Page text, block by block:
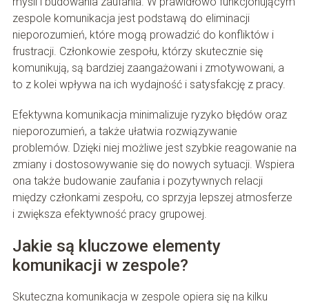
zespole komunikacja jest podstawą do eliminacji
nieporozumień, które mogą prowadzić do konfliktów i
frustracji. Członkowie zespołu, którzy skutecznie się
komunikują, są bardziej zaangażowani i zmotywowani, a
to z kolei wpływa na ich wydajność i satysfakcję z pracy.
Efektywna komunikacja minimalizuje ryzyko błędów oraz
nieporozumień, a także ułatwia rozwiązywanie
problemów. Dzięki niej możliwe jest szybkie reagowanie na
zmiany i dostosowywanie się do nowych sytuacji. Wspiera
ona także budowanie zaufania i pozytywnych relacji
między członkami zespołu, co sprzyja lepszej atmosferze
i zwiększa efektywność pracy grupowej.
Jakie są kluczowe elementy
komunikacji w zespole?
Skuteczna komunikacja w zespole opiera się na kilku